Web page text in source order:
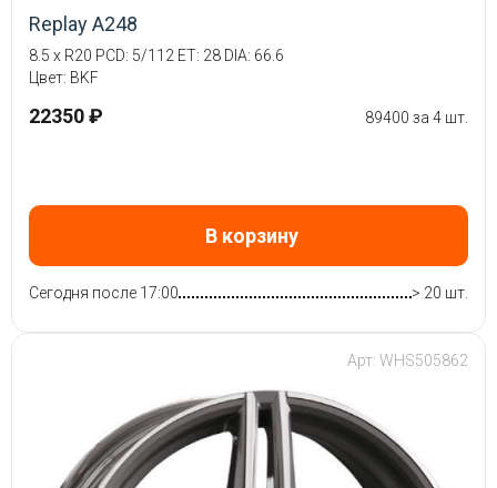
Replay A248
8.5 x R20 PCD: 5/112 ET: 28 DIA: 66.6
Цвет: BKF
22350 ₽ 89400 за 4 шт.
В корзину
Сегодня после 17:00 > 20 шт.
Арт: WHS505862